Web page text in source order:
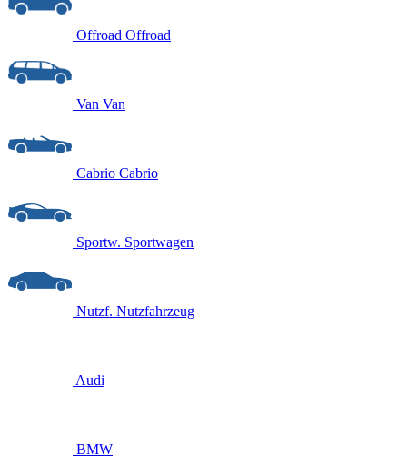
Offroad Offroad
Van Van
Cabrio Cabrio
Sportw. Sportwagen
Nutzf. Nutzfahrzeug
Audi
BMW